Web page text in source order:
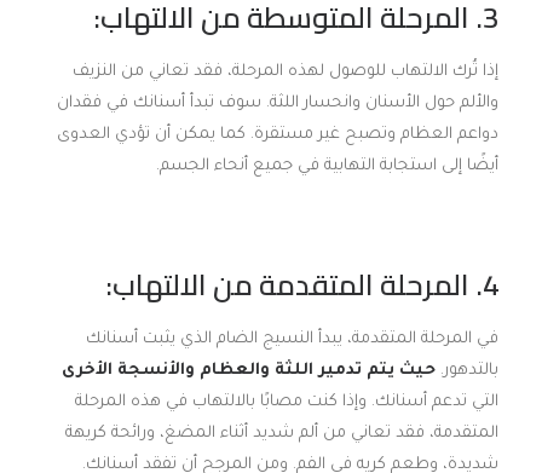
3. المرحلة المتوسطة من الالتهاب:
إذا تُرك الالتهاب للوصول لهذه المرحلة، فقد تعاني من النزيف
والألم حول الأسنان وانحسار اللثة. سوف تبدأ أسنانك في فقدان
دواعم العظام وتصبح غير مستقرة. كما يمكن أن تؤدي العدوى
أيضًا إلى استجابة التهابية في جميع أنحاء الجسم.
4. المرحلة المتقدمة من الالتهاب:
في المرحلة المتقدمة، يبدأ النسيج الضام الذي يثبت أسنانك
بالتدهور. حيث يتم تدمير اللثة والعظام والأنسجة الأخرى
التي تدعم أسنانك. وإذا كنت مصابًا بالالتهاب في هذه المرحلة
المتقدمة، فقد تعاني من ألم شديد أثناء المضغ، ورائحة كريهة
شديدة، وطعم كريه في الفم. ومن المرجح أن تفقد أسنانك.